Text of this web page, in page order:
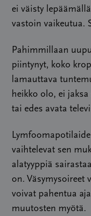
ei väisty
vastoin vaikeutua.
Pahimmillaan
piintynyt, koko
lamauttava
heikko olo, ei
tai edes avata
vaihtelevat sen
alatyyppiä
on. Väsymysoireet
voivat pahentua
muutosten myötä.